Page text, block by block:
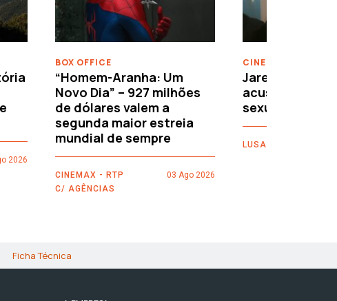
2026
BOX OFFICE
“Homem-Aranha: Um
Novo Dia” – 927 milhões
de dólares valem a
segunda maior estreia
mundial de sempre
CINEMAX - RTP
C/ AGÊNCIAS
03 Ago 2026
CINEMA
Jared Leto
acusações de
sexuais
LUSA
Ficha Técnica